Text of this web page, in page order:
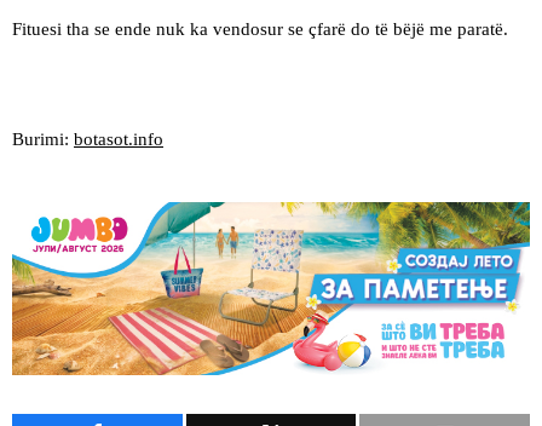
Fituesi tha se ende nuk ka vendosur se çfarë do të bëjë me paratë.
Burimi: botasot.info